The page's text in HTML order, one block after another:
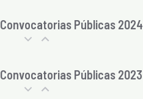
Convocatorias Públicas 2024
Convocatorias Públicas 2023